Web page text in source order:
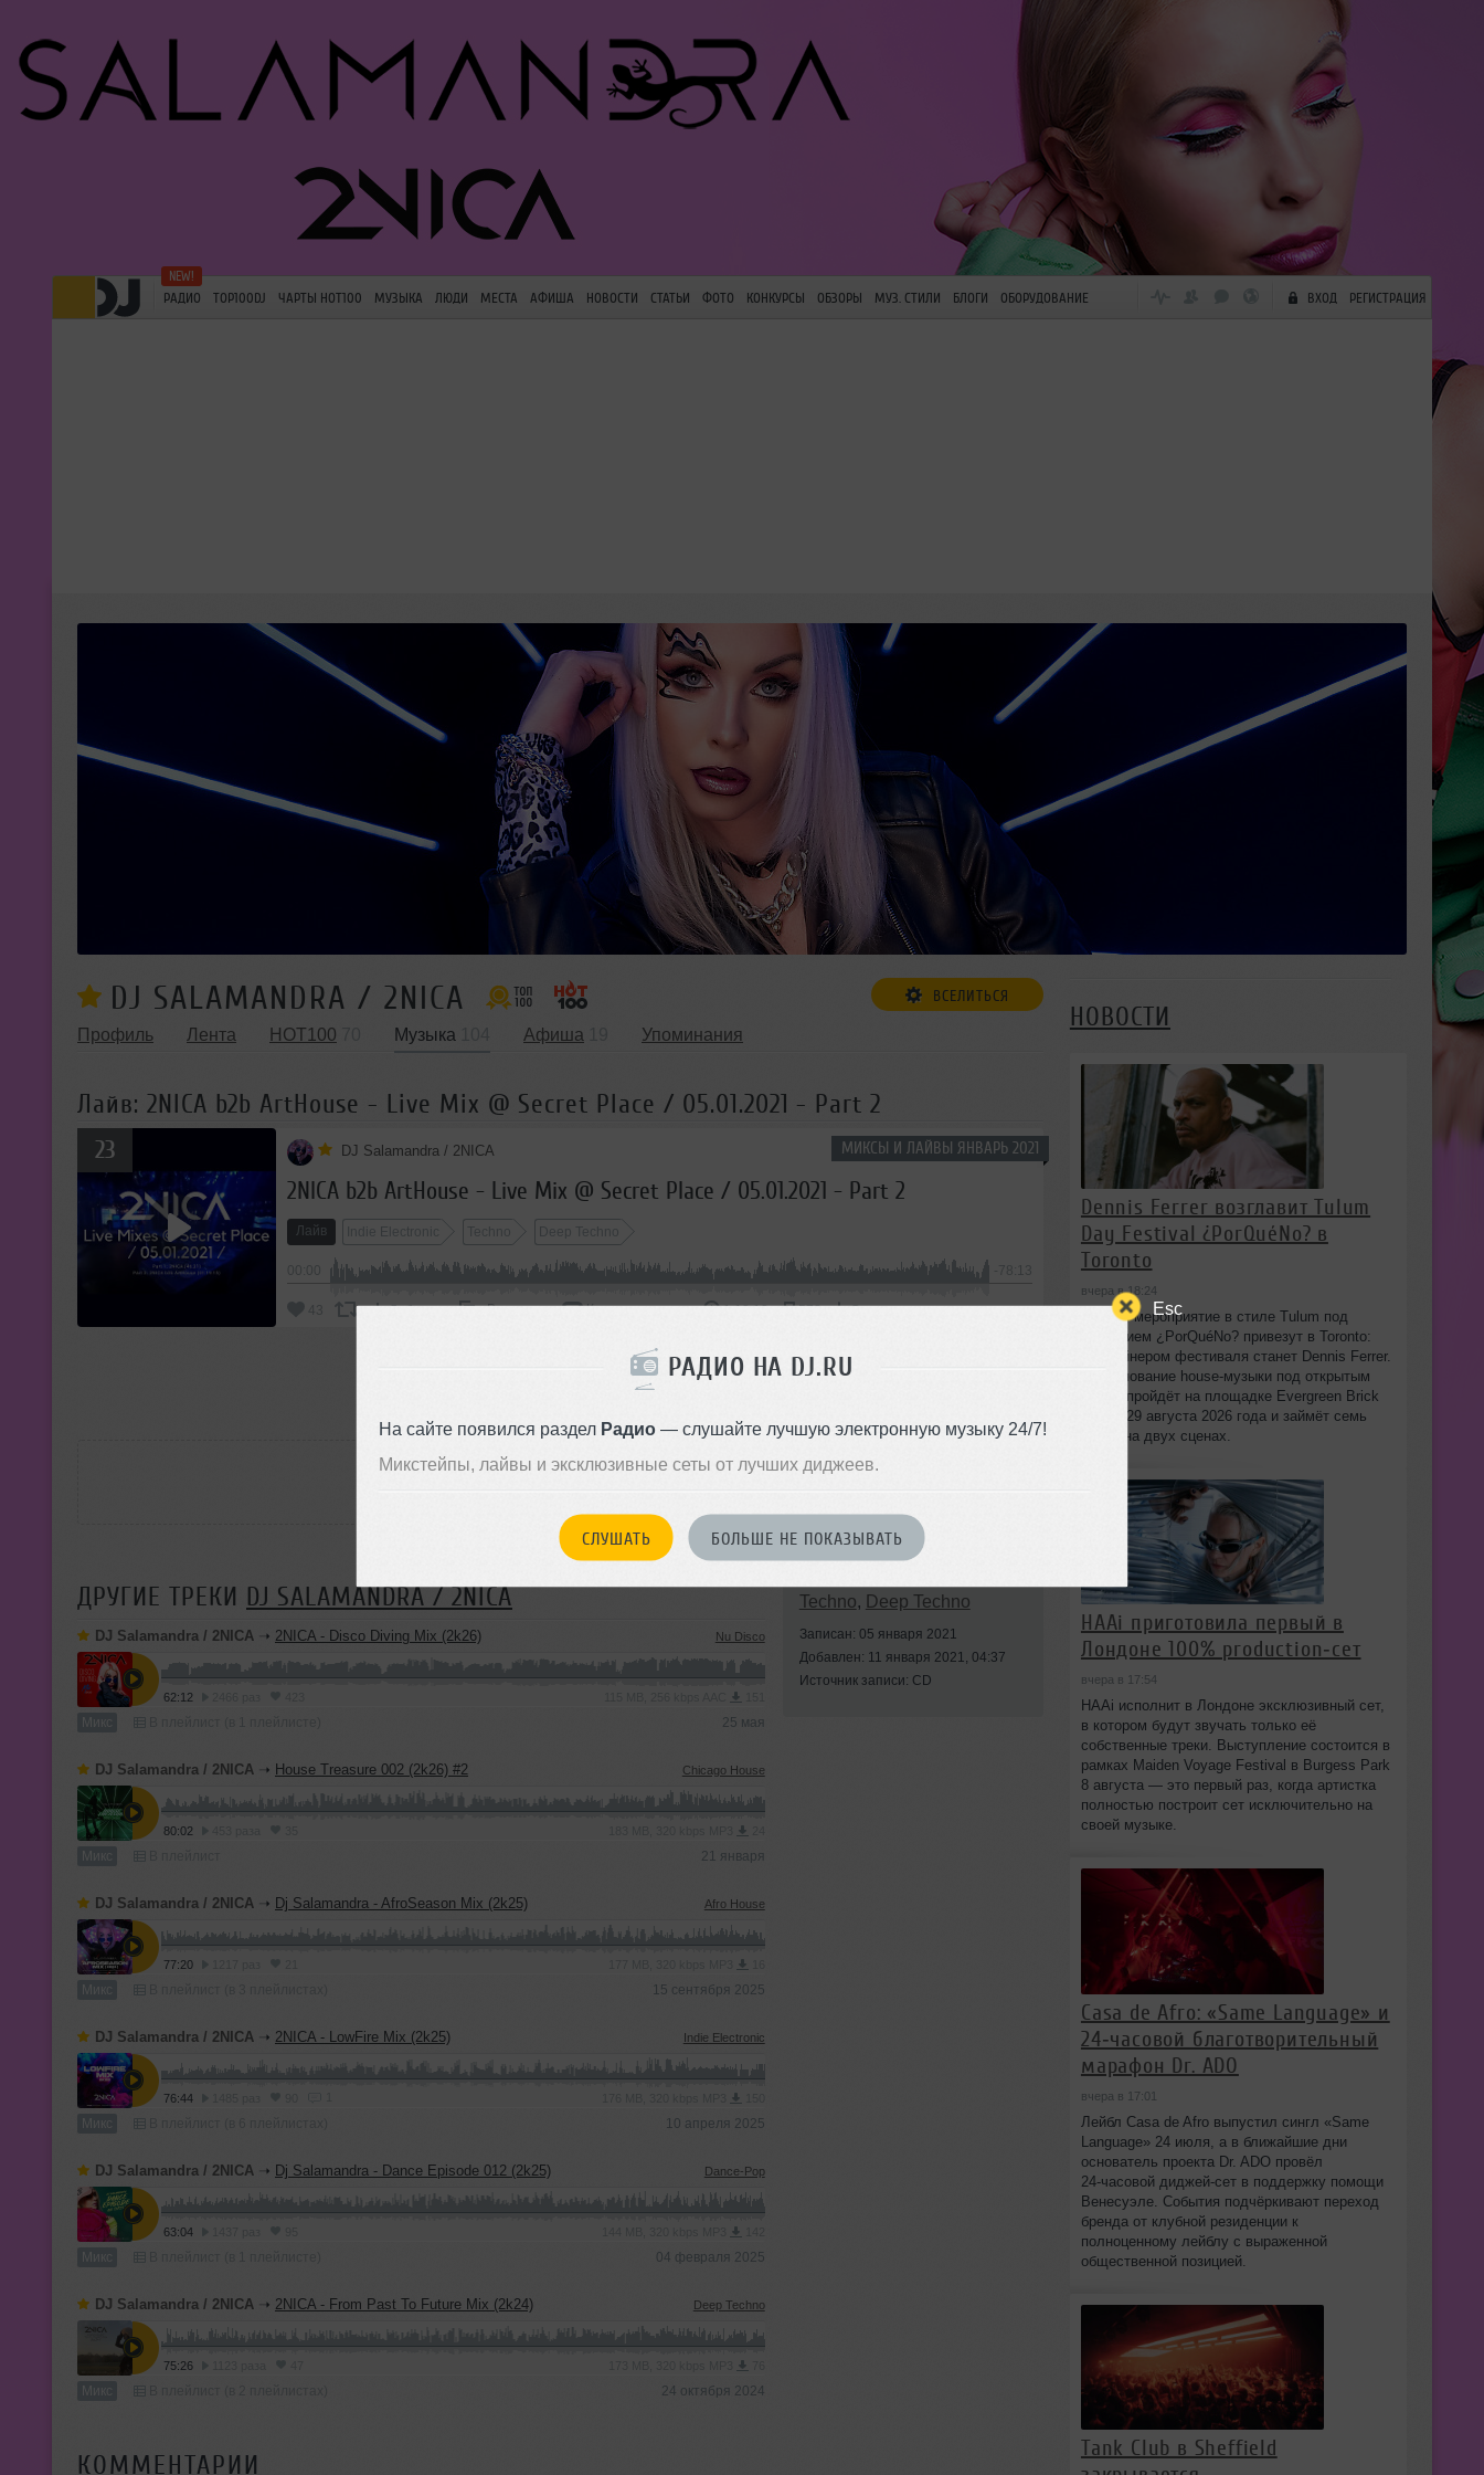
Esc
РАДИО НА DJ.RU
На сайте появился раздел Радио— слушайте лучшую электронную музыку 24/7!
Микстейпы, лайвы и эксклюзивные сеты от лучших диджеев.
СЛУШАТЬ БОЛЬШЕ НЕ ПОКАЗЫВАТЬ
РАДИО TOP100DJ ЧАРТЫ HOT100 МУЗЫКА ЛЮДИ МЕСТА АФИША НОВОСТИ СТАТЬИ ФОТО КОНКУРСЫ ОБЗОРЫ МУЗ. СТИЛИ БЛОГИ ОБОРУДОВАНИЕ ВХОД РЕГИСТРАЦИЯ
DJ SALAMANDRA / 2NICA ВСЕЛИТЬСЯ
Профиль Лента HOT100 Музыка Афиша Упоминания
Лайв: 2NICA b2b ArtHouse - Live Mix @ Secret Place / 05.01.2021 - Part 2
МИКСЫ И ЛАЙВЫ ЯНВАРЬ 2021
23 DJ Salamandra / 2NICA
2NICA b2b ArtHouse - Live Mix @ Secret Place / 05.01.2021 - Part 2
Лайв Indie Electronic Techno Deep Techno
-78:13
43 Добавить В очередь Комментировать 1:18:13 578 Скачать </>
ПОДДЕРЖАТЬ АРТИСТА
РАССКАЖИ ДРУЗЬЯМ
ДРУГИЕ ТРЕКИ DJ SALAMANDRA / 2NICA
DJ Salamandra / 2NICA ➝ 2NICA - Disco Diving Mix (2k26) Nu Disco
62:12
Микс 25 мая
DJ Salamandra / 2NICA ➝ House Treasure 002 (2k26) #2 Chicago House
80:02
Микс 21 января
DJ Salamandra / 2NICA ➝ Dj Salamandra - AfroSeason Mix (2k25) Afro House
77:20
Микс 15 сентября 2025
DJ Salamandra / 2NICA ➝ 2NICA - LowFire Mix (2k25) Indie Electronic
76:44
Микс 10 апреля 2025
DJ Salamandra / 2NICA ➝ Dj Salamandra - Dance Episode 012 (2k25) Dance-Pop
63:04
Микс 04 февраля 2025
DJ Salamandra / 2NICA ➝ 2NICA - From Past To Future Mix (2k24) Deep Techno
75:26
Микс 24 октября 2024
Techno, Deep Techno
Записан: 05 января 2021
Добавлен: 11 января 2021, 04:37
Источник записи: CD
КОММЕНТАРИИ
НОВОСТИ
Dennis Ferrer возглавит Tulum
Day Festival ¿PorQuéNo? в
Toronto
вчера в 18:24
Днёвое мероприятие в стиле Tulum под
названием ¿PorQuéNo? привезут в Toronto:
хедлайнером фестиваля станет Dennis Ferrer.
Празднование house-музыки под открытым
небом пройдёт на площадке Evergreen Brick
Works 29 августа 2026 года и займёт семь
часов на двух сценах.
HAAi приготовила первый в
Лондоне 100% production‑сет
вчера в 17:54
HAAi исполнит в Лондоне эксклюзивный сет,
в котором будут звучать только её
собственные треки. Выступление состоится в
рамках Maiden Voyage Festival в Burgess Park
8 августа — это первый раз, когда артистка
полностью построит сет исключительно на
своей музыке.
Casa de Afro: «Same Language» и
24‑часовой благотворительный
марафон Dr. ADO
вчера в 17:01
Лейбл Casa de Afro выпустил сингл «Same
Language» 24 июля, а в ближайшие дни
основатель проекта Dr. ADO провёл
24‑часовой диджей‑сет в поддержку помощи
Венесуэле. События подчёркивают переход
бренда от клубной резиденции к
полноценному лейблу с выраженной
общественной позицией.
Tank Club в Sheffield